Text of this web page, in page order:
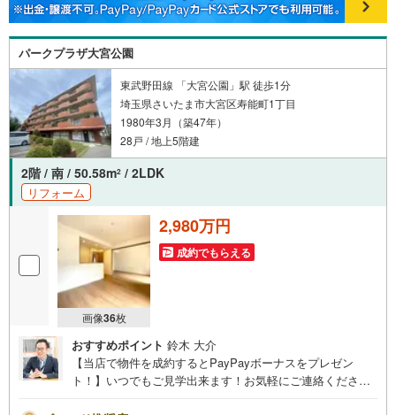
パークプラザ大宮公園
東武野田線 「大宮公園」駅 徒歩1分
埼玉県さいたま市大宮区寿能町1丁目
1980年3月（築47年）
28戸 / 地上5階建
2階 / 南 / 50.58m2 / 2LDK
リフォーム
画像36枚
2,980万円
成約でもらえる
おすすめポイント 鈴木 大介
【当店で物件を成約するとPayPayボーナスをプレゼン
ト！】いつでもご見学出来ます！お気軽にご連絡くださ